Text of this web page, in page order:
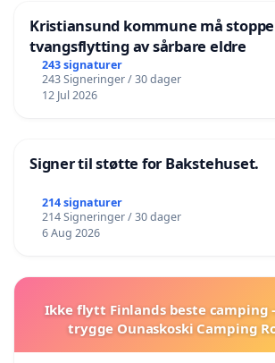
Kristiansund kommune må stoppe
tvangsflytting av sårbare eldre
243 signaturer
243 Signeringer / 30 dager
12 Jul 2026
Signer til støtte for Bakstehuset.
214 signaturer
214 Signeringer / 30 dager
6 Aug 2026
Ikke flytt Finlands beste camping
trygge Ounaskoski Camping